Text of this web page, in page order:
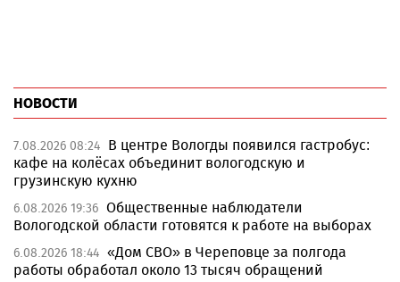
НОВОСТИ
7.08.2026 08:24 В центре Вологды появился гастробус:
кафе на колёсах объединит вологодскую и
грузинскую кухню
6.08.2026 19:36 Общественные наблюдатели
Вологодской области готовятся к работе на выборах
6.08.2026 18:44 «Дом СВО» в Череповце за полгода
работы обработал около 13 тысяч обращений